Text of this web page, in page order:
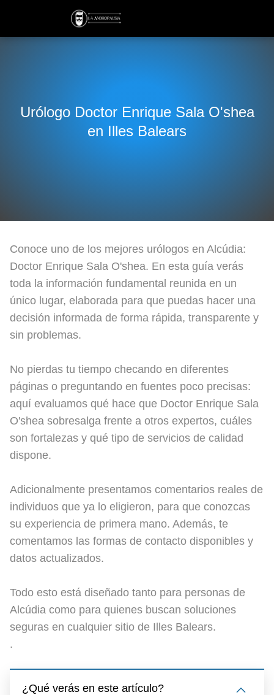
Urólogo Doctor Enrique Sala O'shea
en Illes Balears
Conoce uno de los mejores urólogos en Alcúdia:
Doctor Enrique Sala O'shea. En esta guía verás
toda la información fundamental reunida en un
único lugar, elaborada para que puedas hacer una
decisión informada de forma rápida, transparente y
sin problemas.
No pierdas tu tiempo checando en diferentes
páginas o preguntando en fuentes poco precisas:
aquí evaluamos qué hace que Doctor Enrique Sala
O'shea sobresalga frente a otros expertos, cuáles
son fortalezas y qué tipo de servicios de calidad
dispone.
Adicionalmente presentamos comentarios reales de
individuos que ya lo eligieron, para que conozcas
su experiencia de primera mano. Además, te
comentamos las formas de contacto disponibles y
datos actualizados.
Todo esto está diseñado tanto para personas de
Alcúdia como para quienes buscan soluciones
seguras en cualquier sitio de Illes Balears.
.
¿Qué verás en este artículo?